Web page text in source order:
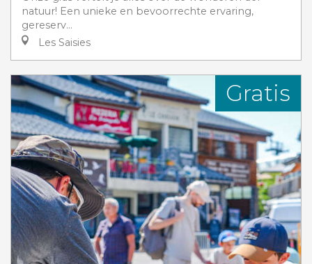
natuur! Een unieke en bevoorrechte ervaring,
gereserv...
Les Saisies
Gratis